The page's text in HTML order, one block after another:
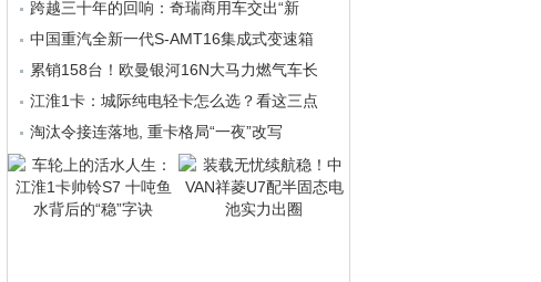
跨越三十年的回响：奇瑞商用车交出“新
中国重汽全新一代S-AMT16集成式变速箱
累销158台！欧曼银河16N大马力燃气车长
江淮1卡：城际纯电轻卡怎么选？看这三点
淘汰令接连落地, 重卡格局“一夜”改写